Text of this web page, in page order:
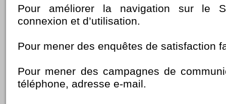
Pour améliorer la navigation sur le
connexion et d’utilisation.
Pour mener des enquêtes de satisfaction
Pour mener des campagnes de
téléphone, adresse e-mail.